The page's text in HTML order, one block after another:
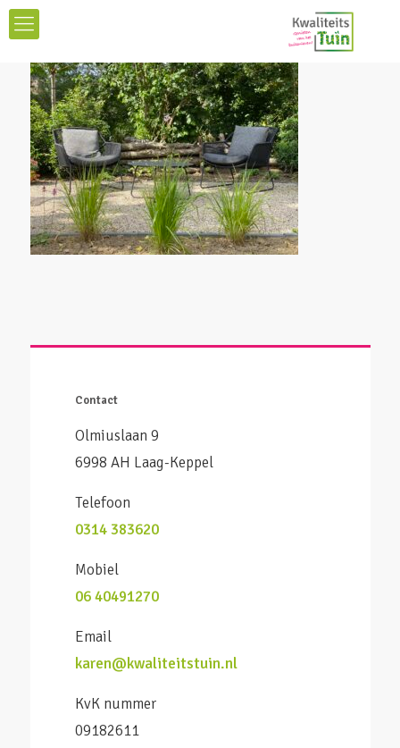
Contact
Olmiuslaan 9
6998 AH Laag-Keppel
Telefoon
0314 383620
Mobiel
06 40491270
Email
karen@kwaliteitstuin.nl
KvK nummer
09182611